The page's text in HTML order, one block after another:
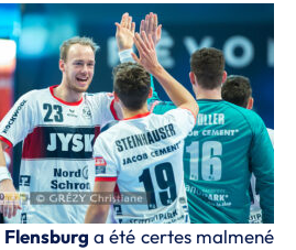
Flensburg a été certes malmené